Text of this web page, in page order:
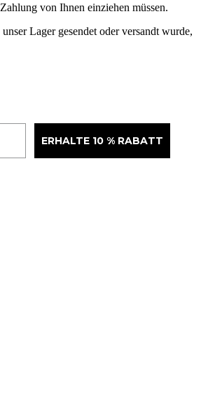
Zahlung von Ihnen einziehen müssen.
unser Lager gesendet oder versandt wurde,
ERHALTE 10 % RABATT